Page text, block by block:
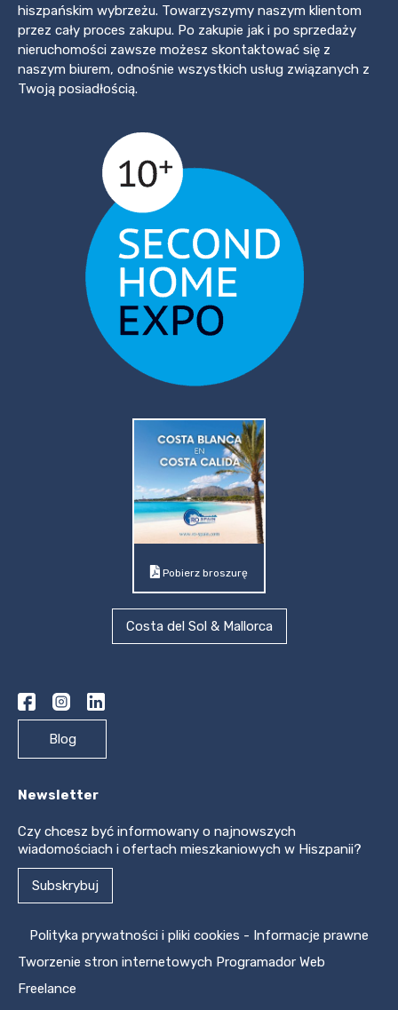
hiszpańskim wybrzeżu. Towarzyszymy naszym klientom
przez cały proces zakupu. Po zakupie jak i po sprzedaży
nieruchomości zawsze możesz skontaktować się z
naszym biurem, odnośnie wszystkich usług związanych z
Twoją posiadłością.
Pobierz broszurę
Costa del Sol & Mallorca
Blog
Newsletter
Czy chcesz być informowany o najnowszych
wiadomościach i ofertach mieszkaniowych w Hiszpanii?
Subskrybuj
Polityka prywatności i pliki cookies - Informacje prawne
Tworzenie stron internetowych Programador Web
Freelance